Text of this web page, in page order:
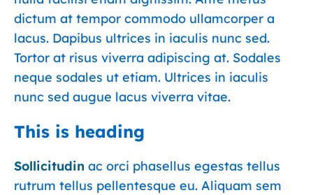
dictum at tempor commodo ullamcorper a
lacus. Dapibus ultrices in iaculis nunc sed.
Tortor at risus viverra adipiscing at. Sodales
neque sodales ut etiam. Ultrices in iaculis
nunc sed augue lacus viverra vitae.
This is heading
Sollicitudin ac orci phasellus egestas tellus
rutrum tellus pellentesque eu. Aliquam sem